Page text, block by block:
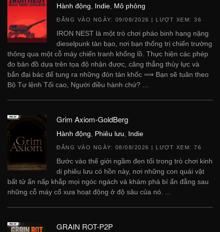
Hành động Indie Mô phỏng
ĐĂNG VÀO NGÀY: 09/08/2026 | LƯỢT XEM: 36
IRON NEST là một trò chơi pháo binh hạng nặng
dieselpunk tàn bạo, nơi bạn thống trị chiến trường
thông qua một cỗ máy chiến tranh khổng lồ. Thực hiện các phép
đo bản đồ dựa trên tọa độ nhận được, căng thẳng thủy lực và
bắn đại bác để tung ra những đòn tàn khốc ⟹ Bạn sẽ tuân theo
Bộ Tư lệnh Tối cao, Người điều hành chứ? ...
Grim Axiom-GoldBerg
Hành động Phiêu lưu Indie
ĐĂNG VÀO NGÀY: 08/08/2026 | LƯỢT XEM: 76
Bước vào thế giới ngầm đen tối trong trò chơi kinh
dị phiêu lưu có hồn này, nơi những con quái vật
bất tử ẩn nấp khắp mọi ngóc ngách và khám phá bí ẩn đằng sau
những cỗ máy cổ xưa hoạt động ở độ sâu của nó. ...
GRAIN ROT-P2P